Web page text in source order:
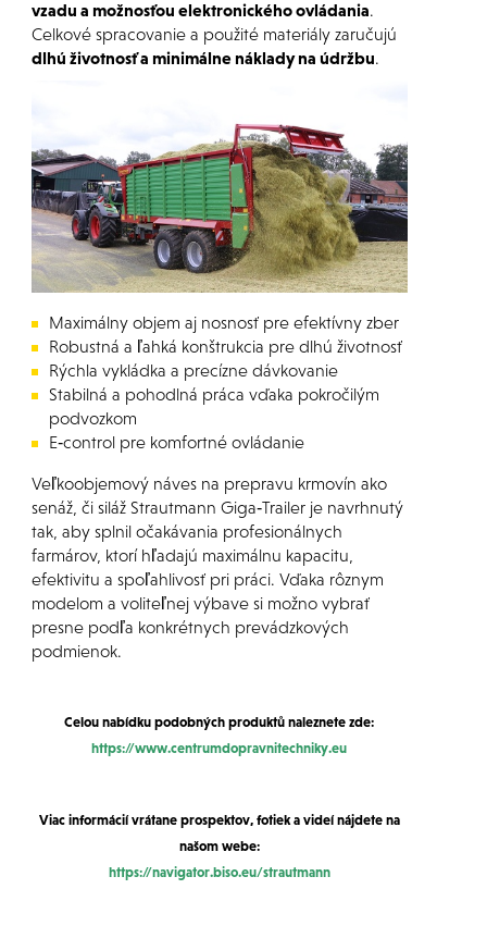
vzadu a možnosťou elektronického ovládania.
Celkové spracovanie a použité materiály zaručujú
dlhú životnosť a minimálne náklady na údržbu.
Maximálny objem aj nosnosť pre efektívny zber
Robustná a ľahká konštrukcia pre dlhú životnosť
Rýchla vykládka a precízne dávkovanie
Stabilná a pohodlná práca vďaka pokročilým
podvozkom
E‑control pre komfortné ovládanie
Veľkoobjemový náves na prepravu krmovín ako
senáž, či siláž Strautmann Giga‑Trailer je navrhnutý
tak, aby splnil očakávania profesionálnych
farmárov, ktorí hľadajú maximálnu kapacitu,
efektivitu a spoľahlivosť pri práci. Vďaka rôznym
modelom a voliteľnej výbave si možno vybrať
presne podľa konkrétnych prevádzkových
podmienok.
Celou nabídku podobných produktůnaleznete zde:
https://www.centrumdopravnitechniky.eu
Viac informácií vrátane prospektov, fotiek a videí nájdete na
našom webe:
https://navigator.biso.eu/strautmann